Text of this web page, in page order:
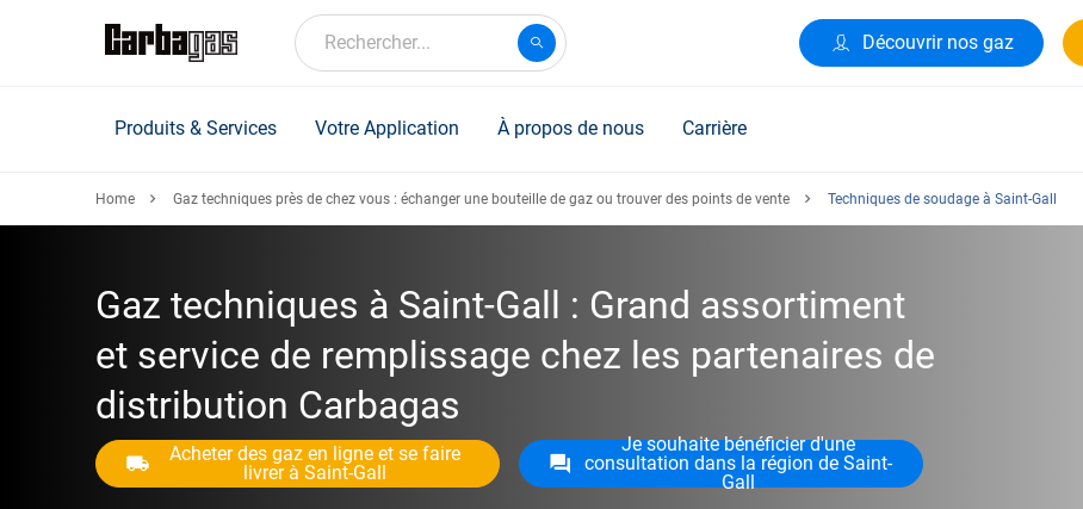
Rechercher... Découvrir nos gaz
Produits & Services Votre Application À propos de nous Carrière
Home Gaz techniques près de chez vous : échanger une bouteille de gaz ou trouver des points de vente Techniques de soudage à Saint-Gall
Gaz techniques à Saint-Gall : Grand assortiment
et service de remplissage chez les partenaires de
distribution Carbagas
Acheter des gaz en ligne et se faire
livrer à Saint-Gall
Je souhaite bénéficier d'une
consultation dans la région de Saint-
Gall